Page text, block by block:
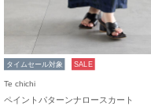
タイムセール対象 SALE
Te chichi
ペイントパターンナロースカート